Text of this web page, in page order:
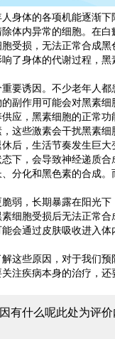
体的各项机能逐渐下
体内异常的细胞。在
受损，无法正常合成
了身体的代谢过程，
诱因。不少老年人都
副作用可能会对黑素
应，黑素细胞的正常
这些激素会干扰黑素细
，生活节奏发生巨大
下，会导致神经递质
分化和黑色素的合成
，长期暴露在阳光下
细胞受损后无法正常
会通过皮肤吸收进入
些原因，对于我们预
注疾病本身的治疗，
有什么呢此处为评